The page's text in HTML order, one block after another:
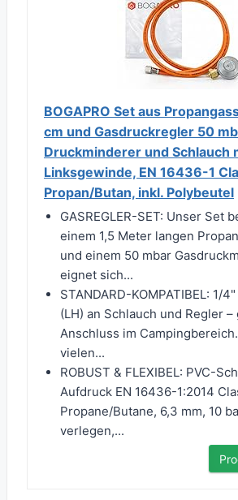
BOGAPRO Set aus
cm und Gasdruckregler 50
Druckminderer und Schlauch
Linksgewinde, EN 16436-1
Propan/Butan, inkl. Polybeutel
GASREGLER-SET: Unser Set
einem 1,5 Meter langen
und einem 50 mbar
eignet sich...
STANDARD-KOMPATIBEL: 1/
(LH) an Schlauch und Regler
Anschluss im
vielen...
ROBUST & FLEXIBEL: PVC-
Aufdruck EN 16436-1:2014
Propane/Butane, 6,3 mm, 10
verlegen,...